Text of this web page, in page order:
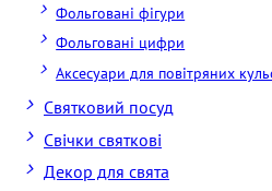
Фольговані фігури
Фольговані цифри
Аксесуари для повітряних
Святковий посуд
Свічки святкові
Декор для свята